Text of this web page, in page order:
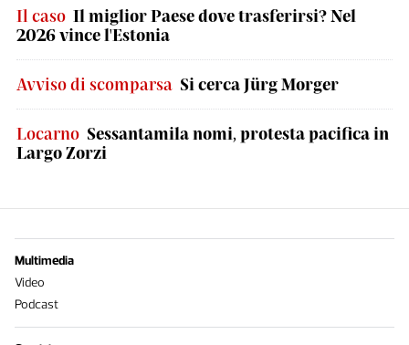
Il caso Il miglior Paese dove trasferirsi? Nel
2026 vince l'Estonia
Avviso di scomparsa Si cerca Jürg Morger
Locarno Sessantamila nomi, protesta pacifica in
Largo Zorzi
Multimedia
Video
Podcast